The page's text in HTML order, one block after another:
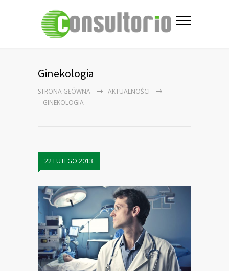
Ginekologia
STRONA GŁÓWNA
AKTUALNOŚCI
GINEKOLOGIA
22 LUTEGO 2013